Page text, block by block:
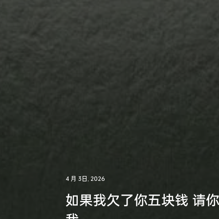
4 月 3日, 2026
如果我欠了你五块钱 请